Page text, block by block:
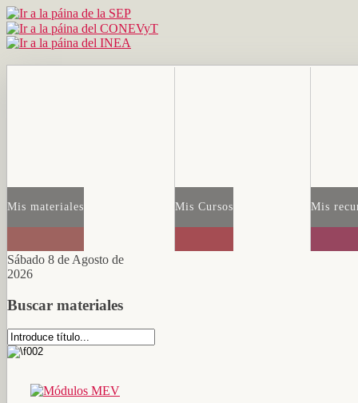
Mis materiales Mis Cursos Mis
Sábado 8 de Agosto de
2026
Buscar materiales